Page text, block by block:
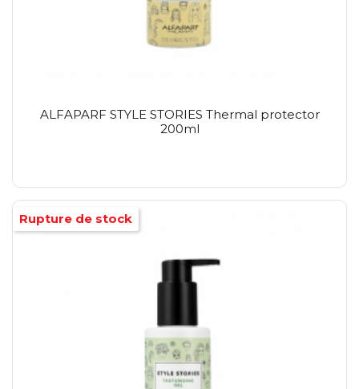
ALFAPARF STYLE STORIES Thermal protector
200ml
Rupture de stock